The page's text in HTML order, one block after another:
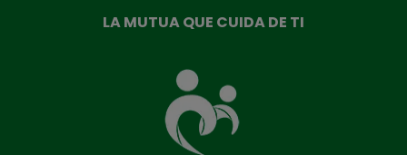
LA MUTUA QUE CUIDA DE TI
Mutua
que
cuida
de